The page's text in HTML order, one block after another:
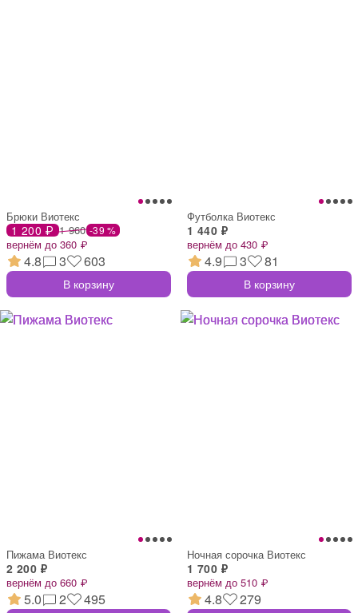
Брюки Виотекс
1 200 ₽ 1 960 -39 %
вернём до 360 ₽
4.8 3 603
В корзину
Футболка Виотекс
1 440 ₽
вернём до 430 ₽
4.9 3 81
В корзину
Пижама Виотекс
2 200 ₽
вернём до 660 ₽
5.0 2 495
Ночная сорочка Виотекс
1 700 ₽
вернём до 510 ₽
4.8 279